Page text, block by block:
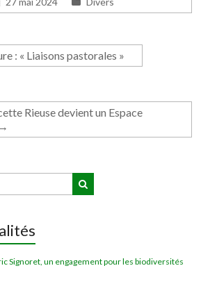
: « Liaisons pastorales »
Rieuse devient un Espace
→
Signoret, un engagement pour les biodiversités